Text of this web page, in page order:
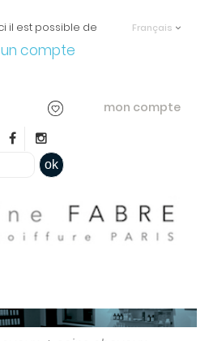
Français
il est possible de
compte
mon compte
ok